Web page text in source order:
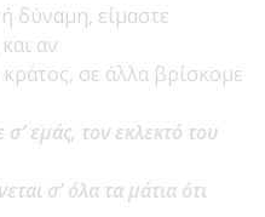
δύναμη, είμαστε
αν
σε άλλα βρίσκομε
εμάς, τον εκλεκτό του
σ’ όλα τα μάτια ότι